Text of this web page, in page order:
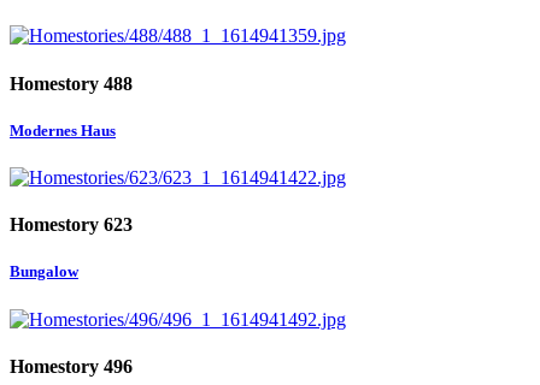
Homestory 488
Modernes Haus
Homestory 623
Bungalow
Homestory 496